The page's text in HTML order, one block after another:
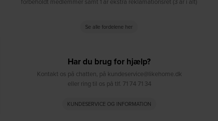
Se alle fordelene her
Har du brug for hjælp?
Kontakt os på chatten, på kundeservice@likehome.dk
eller ring til os på tlf. 71 74 71 34
KUNDESERVICE OG INFORMATION